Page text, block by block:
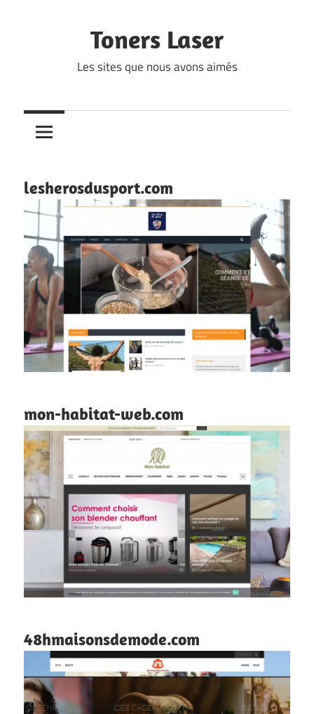
Toners Laser
Les sites que nous avons aimés
lesherosdusport.com
mon-habitat-web.com
48hmaisonsdemode.com